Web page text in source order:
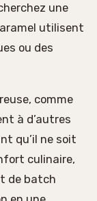
une
utilisent
ou des
comme
à d’autres
qu’il ne soit
culinaire,
de batch